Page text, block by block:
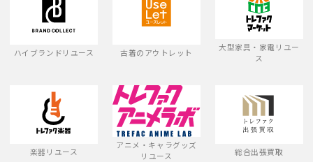
ハイブランドリユース 古着のアウトレット
大型家具・家電リユー
ス
楽器リユース
アニメ・キャラグッズ
リユース
総合出張買取